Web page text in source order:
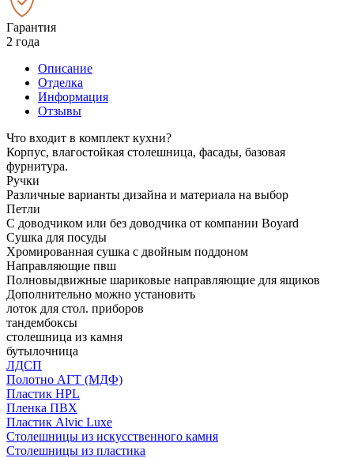
Гарантия
2 года
Описание
Отделка
Информация
Отзывы
Что входит в комплект кухни?
Корпус, влагостойкая столешница, фасады, базовая
фурнитура.
Ручки
Различные варианты дизайна и материала на выбор
Петли
С доводчиком или без доводчика от компании Boyard
Сушка для посуды
Хромированная сушка с двойным поддоном
Направляющие пвш
Полновыдвижные шариковые направляющие для ящиков
Дополнительно можно установить
лоток для стол. приборов
тандембоксы
столешница из камня
бутылочница
ЛДСП
Полотно АГТ (МДФ)
Пластик HPL
Пленка ПВХ
Пластик Alvic Luxe
Столешницы из искусственного камня
Столешницы из пластика